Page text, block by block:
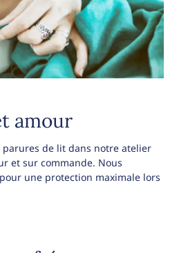
amour
de lit dans notre atelier
et sur commande. Nous
une protection maximale lors